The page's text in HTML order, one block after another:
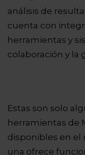
análisis de
cuenta con
herramientas y
colaboración y la
Estas son solo
herramientas de
disponibles en el
una ofrece